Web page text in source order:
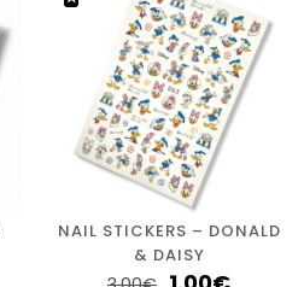
NAIL STICKERS – DONALD
& DAISY